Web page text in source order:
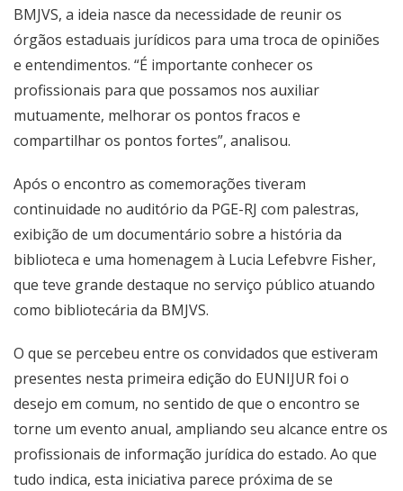
BMJVS, a ideia nasce da necessidade de reunir os
órgãos estaduais jurídicos para uma troca de opiniões
e entendimentos. “É importante conhecer os
profissionais para que possamos nos auxiliar
mutuamente, melhorar os pontos fracos e
compartilhar os pontos fortes”, analisou.
Após o encontro as comemorações tiveram
continuidade no auditório da PGE-RJ com palestras,
exibição de um documentário sobre a história da
biblioteca e uma homenagem à Lucia Lefebvre Fisher,
que teve grande destaque no serviço público atuando
como bibliotecária da BMJVS.
O que se percebeu entre os convidados que estiveram
presentes nesta primeira edição do EUNIJUR foi o
desejo em comum, no sentido de que o encontro se
torne um evento anual, ampliando seu alcance entre os
profissionais de informação jurídica do estado. Ao que
tudo indica, esta iniciativa parece próxima de se